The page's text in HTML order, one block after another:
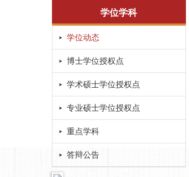
学位学科
学位动态
博士学位授权点
学术硕士学位授权点
专业硕士学位授权点
重点学科
答辩公告